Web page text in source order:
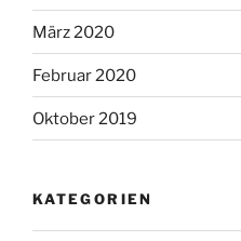
März 2020
Februar 2020
Oktober 2019
KATEGORIEN